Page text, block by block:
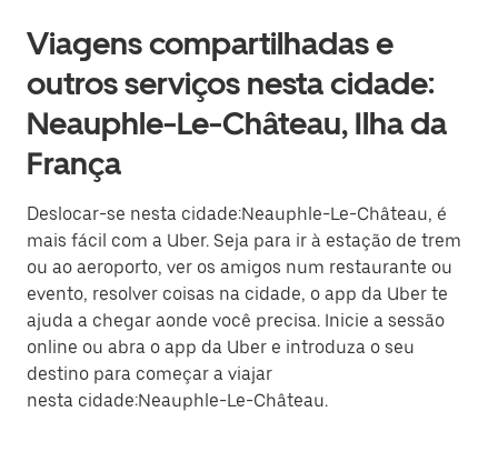
Viagens compartilhadas e
outros serviços nesta cidade:
Neauphle-Le-Château, Ilha da
França
Deslocar-se nesta cidade:Neauphle-Le-Château, é
mais fácil com a Uber. Seja para ir à estação de trem
ou ao aeroporto, ver os amigos num restaurante ou
evento, resolver coisas na cidade, o app da Uber te
ajuda a chegar aonde você precisa. Inicie a sessão
online ou abra o app da Uber e introduza o seu
destino para começar a viajar
nesta cidade:Neauphle-Le-Château.